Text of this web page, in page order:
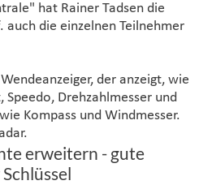
hat Rainer Tadsen die
auch die einzelnen Teilnehmer
der anzeigt, wie
Speedo, Drehzahlmesser und
Kompass und Windmesser.
erweitern - gute